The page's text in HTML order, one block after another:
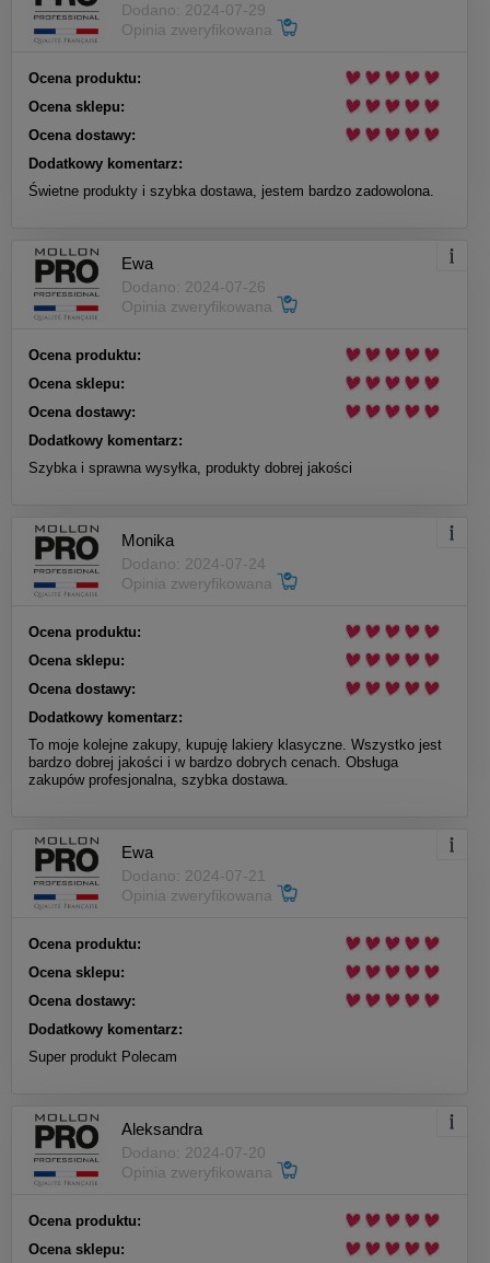
Dodano: 2024-07-29
Opinia zweryfikowana
Ocena produktu:
Ocena sklepu:
Ocena dostawy:
Dodatkowy komentarz:
Świetne produkty i szybka dostawa, jestem bardzo zadowolona.
Ewa
Dodano: 2024-07-26
Opinia zweryfikowana
Ocena produktu:
Ocena sklepu:
Ocena dostawy:
Dodatkowy komentarz:
Szybka i sprawna wysyłka, produkty dobrej jakości
Monika
Dodano: 2024-07-24
Opinia zweryfikowana
Ocena produktu:
Ocena sklepu:
Ocena dostawy:
Dodatkowy komentarz:
To moje kolejne zakupy, kupuję lakiery klasyczne. Wszystko jest
bardzo dobrej jakości i w bardzo dobrych cenach. Obsługa
zakupów profesjonalna, szybka dostawa.
Ewa
Dodano: 2024-07-21
Opinia zweryfikowana
Ocena produktu:
Ocena sklepu:
Ocena dostawy:
Dodatkowy komentarz:
Super produkt Polecam
Aleksandra
Dodano: 2024-07-20
Opinia zweryfikowana
Ocena produktu:
Ocena sklepu: